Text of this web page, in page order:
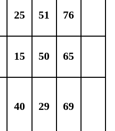
25 51 76
15 50 65
40 29 69